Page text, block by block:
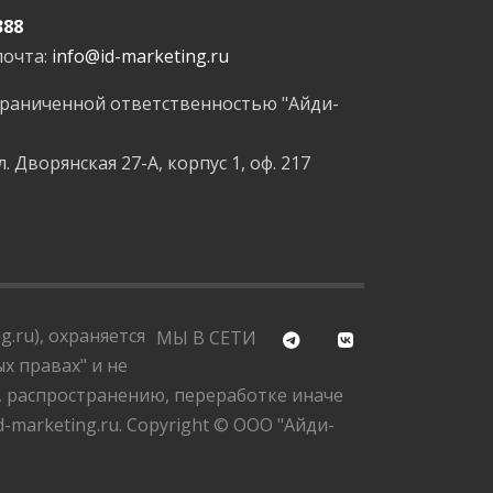
info@id-marketing.ru
ответственностью "Айди-
Дворянская 27-А, корпус 1, оф. 217
МЫ В СЕТИ
охраняется
правах" и не
переработке иначе
marketing.ru. Copyright © ООО "Айди-